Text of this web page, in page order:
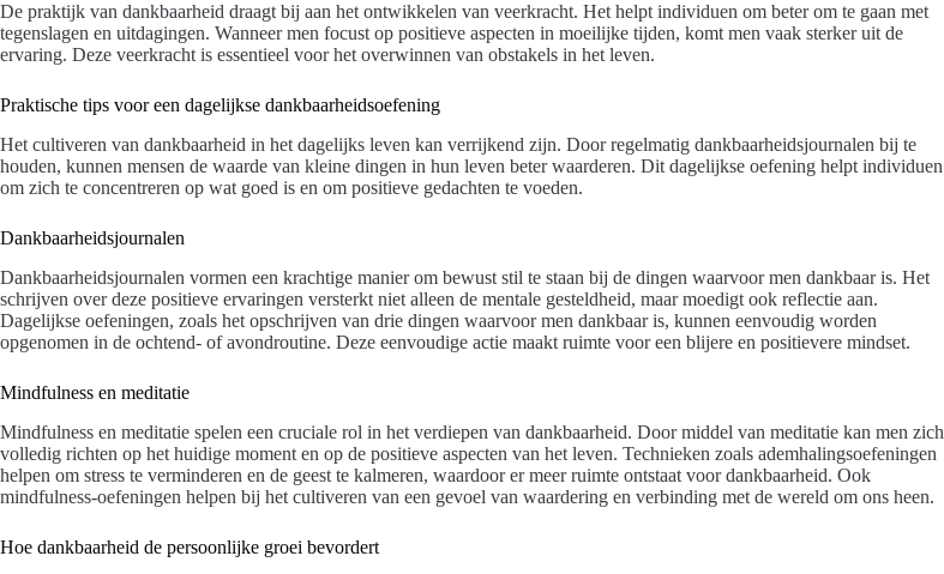
De praktijk van dankbaarheid draagt bij aan het ontwikkelen van veerkracht. Het helpt individuen om beter om te gaan met
tegenslagen en uitdagingen. Wanneer men focust op positieve aspecten in moeilijke tijden, komt men vaak sterker uit de
ervaring. Deze veerkracht is essentieel voor het overwinnen van obstakels in het leven.
Praktische tips voor een dagelijkse dankbaarheidsoefening
Het cultiveren van dankbaarheid in het dagelijks leven kan verrijkend zijn. Door regelmatig dankbaarheidsjournalen bij te
houden, kunnen mensen de waarde van kleine dingen in hun leven beter waarderen. Dit dagelijkse oefening helpt individuen
om zich te concentreren op wat goed is en om positieve gedachten te voeden.
Dankbaarheidsjournalen
Dankbaarheidsjournalen vormen een krachtige manier om bewust stil te staan bij de dingen waarvoor men dankbaar is. Het
schrijven over deze positieve ervaringen versterkt niet alleen de mentale gesteldheid, maar moedigt ook reflectie aan.
Dagelijkse oefeningen, zoals het opschrijven van drie dingen waarvoor men dankbaar is, kunnen eenvoudig worden
opgenomen in de ochtend- of avondroutine. Deze eenvoudige actie maakt ruimte voor een blijere en positievere mindset.
Mindfulness en meditatie
Mindfulness en meditatie spelen een cruciale rol in het verdiepen van dankbaarheid. Door middel van meditatie kan men zich
volledig richten op het huidige moment en op de positieve aspecten van het leven. Technieken zoals ademhalingsoefeningen
helpen om stress te verminderen en de geest te kalmeren, waardoor er meer ruimte ontstaat voor dankbaarheid. Ook
mindfulness-oefeningen helpen bij het cultiveren van een gevoel van waardering en verbinding met de wereld om ons heen.
Hoe dankbaarheid de persoonlijke groei bevordert